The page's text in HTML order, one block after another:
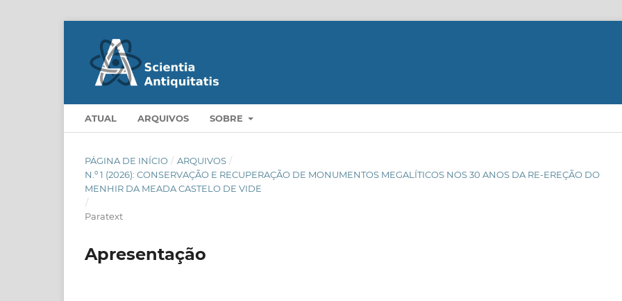
ATUAL ARQUIVOS SOBRE
PÁGINA DE INÍCIO / ARQUIVOS /
N.º 1 (2026): CONSERVAÇÃO E RECUPERAÇÃO DE MONUMENTOS MEGALÍTICOS NOS 30 ANOS DA RE-EREÇÃO DO
MENHIR DA MEADA CASTELO DE VIDE
/
Paratext
Apresentação